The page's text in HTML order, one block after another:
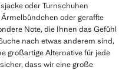
oder Turnschuhen
oder geraffte
Note, die Ihnen das Gefühl
nach etwas anderem sind,
großartige Alternative für jede
dass wir eine große